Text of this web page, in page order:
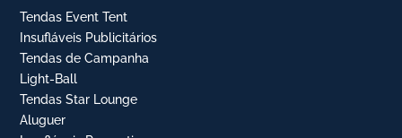
Tendas Event Tent
Insufláveis Publicitários
Tendas de Campanha
Light-Ball
Tendas Star Lounge
Aluguer